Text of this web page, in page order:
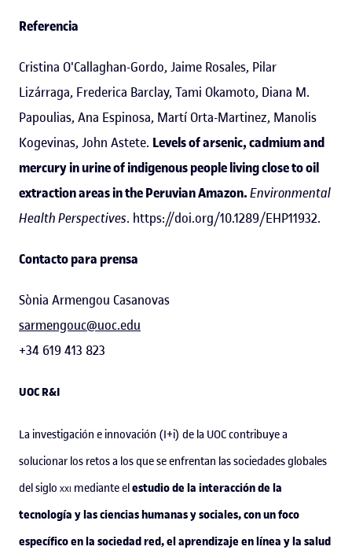
Referencia
Cristina O'Callaghan-Gordo, Jaime Rosales, Pilar
Lizárraga, Frederica Barclay, Tami Okamoto, Diana M.
Papoulias, Ana Espinosa, Martí Orta-Martinez, Manolis
Kogevinas, John Astete. Levels of arsenic, cadmium and
mercury in urine of indigenous people living close to oil
extraction areas in the Peruvian Amazon.Environmental
Health Perspectives. https://doi.org/10.1289/EHP11932.
Contacto para prensa
Sònia Armengou Casanovas
sarmengouc@uoc.edu
+34 619 413 823
UOC R&I
La investigación e innovación (I+i) de la UOC contribuye a
solucionar los retos a los que se enfrentan las sociedades globales
del siglo xxi mediante elestudio de la interacción de la
tecnología y las ciencias humanas y sociales, con un foco
específico en la sociedad red, el aprendizaje en línea y la salud